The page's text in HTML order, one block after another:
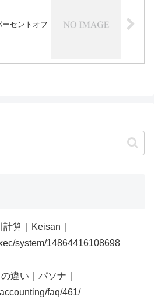
セントオフ
算｜Keisan｜
system/14864416108698
違い｜パソナ｜
faq/461/